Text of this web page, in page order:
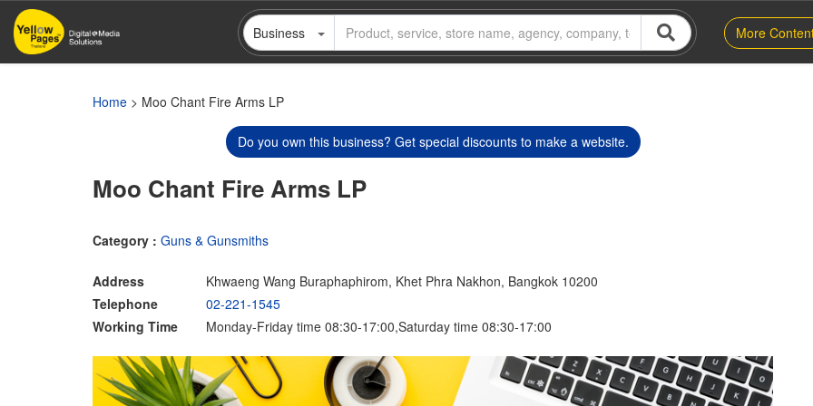
Skip
main
Business More
Home > Moo Chant Fire Arms LP
Do you own this business? Get special discounts to make a website.
Moo Chant Fire Arms LP
Category : Guns & Gunsmiths
Address
Khwaeng Wang Buraphaphirom, Khet Phra Nakhon, Bangkok 10200
Telephone
02-221-1545
Working Time
Monday-Friday time 08:30-17:00,Saturday time 08:30-17:00